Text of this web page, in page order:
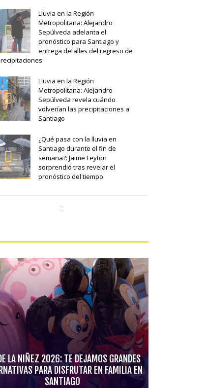
Lluvia en la Región
Metropolitana: Alejandro
Sepúlveda adelanta el
pronóstico para Santiago y
entrega detalles del regreso de
Lluvia en la Región
Metropolitana: Alejandro
Sepúlveda revela cuándo
volverían las precipitaciones a
Santiago
¿Qué pasa con la lluvia en
Santiago durante el fin de
semana?: Jaime Leyton
sorprendió tras revelar el
pronóstico del tiempo
LA NIÑEZ 2026: TE DEJAMOS GRANDES
PARA DISFRUTAR EN FAMILIA EN
SANTIAGO